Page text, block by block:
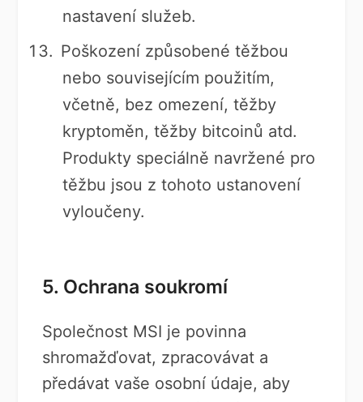
nastavení služeb.
Poškození způsobené těžbou
nebo souvisejícím použitím,
včetně, bez omezení, těžby
kryptoměn, těžby bitcoinů atd.
Produkty speciálně navržené pro
těžbu jsou z tohoto ustanovení
vyloučeny.
5. Ochrana soukromí
Společnost MSI je povinna
shromažďovat, zpracovávat a
předávat vaše osobní údaje, aby